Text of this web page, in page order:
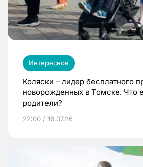
Интересное
Коляски – лидер бесплатного
новорожденных в Томске. Что
родители?
22:00 / 16.07.26